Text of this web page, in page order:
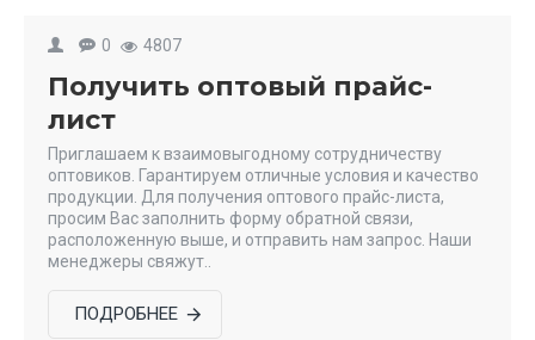
0 4807
Получить оптовый прайс-
лист
Приглашаем к взаимовыгодному сотрудничеству
оптовиков. Гарантируем отличные условия и качество
продукции. Для получения оптового прайс-листа,
просим Вас заполнить форму обратной связи,
расположенную выше, и отправить нам запрос. Наши
менеджеры свяжут..
ПОДРОБНЕЕ